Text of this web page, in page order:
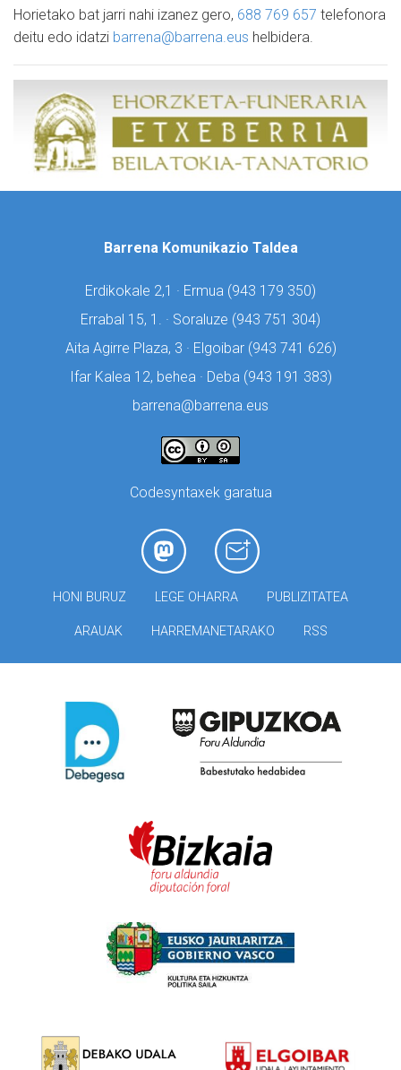
Horietako bat jarri nahi izanez gero, 688 769 657 telefonora
deitu edo idatzi barrena@barrena.eus helbidera.
Barrena Komunikazio Taldea
Erdikokale 2,1 · Ermua (943 179 350)
Errabal 15, 1. · Soraluze (943 751 304)
Aita Agirre Plaza, 3 · Elgoibar (943 741 626)
Ifar Kalea 12, behea · Deba (943 191 383)
barrena@barrena.eus
Codesyntaxek garatua
HONI BURUZ LEGE OHARRA PUBLIZITATEA
ARAUAK HARREMANETARAKO RSS